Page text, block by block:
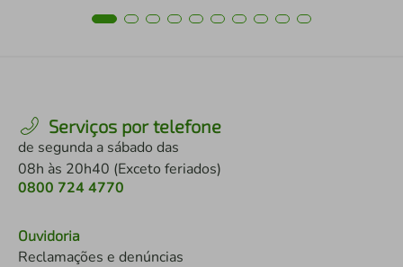
Serviços por telefone
de segunda a sábado das
08h às 20h40 (Exceto feriados)
0800 724 4770
Ouvidoria
Reclamações e denúncias